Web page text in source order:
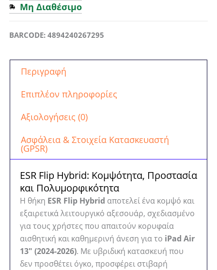
Μη Διαθέσιμο
BARCODE: 4894240267295
Περιγραφή
Επιπλέον πληροφορίες
Αξιολογήσεις (0)
Ασφάλεια & Στοιχεία Κατασκευαστή
(GPSR)
ESR Flip Hybrid: Κομψότητα, Προστασία
και Πολυμορφικότητα
Η θήκη ESR Flip Hybrid αποτελεί ένα κομψό και
εξαιρετικά λειτουργικό αξεσουάρ, σχεδιασμένο
για τους χρήστες που απαιτούν κορυφαία
αισθητική και καθημερινή άνεση για το iPad Air
13″ (2024-2026). Με υβριδική κατασκευή που
δεν προσθέτει όγκο, προσφέρει στιβαρή